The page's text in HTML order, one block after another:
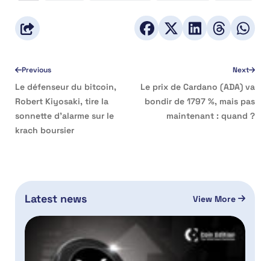
Previous
Le défenseur du bitcoin,
Robert Kiyosaki, tire la
sonnette d’alarme sur le
krach boursier
Next
Le prix de Cardano (ADA) va
bondir de 1797 %, mais pas
maintenant : quand ?
Latest news View More